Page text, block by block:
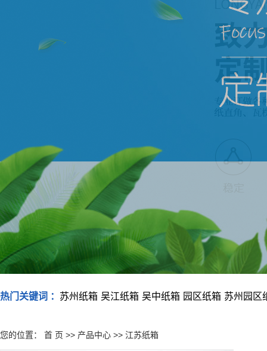
热门关键词 ： 苏州纸箱 吴江纸箱 吴中纸箱 园区纸箱 苏州园区
您的位置： 首 页 >> 产品中心 >> 江苏纸箱